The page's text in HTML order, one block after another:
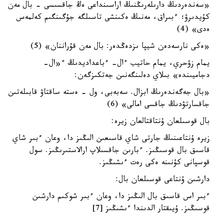
«سەندەردىڭ دارىلەرىڭنىڭ اراسىنداعى ەڭ جاقسىسى - بال مەن
كۇيدىرۋ؛ ءبىراق، مەنىڭ ەكىنشى تاسىلگە جۇگىنگىم كەلمەس
ەدى» (4)
«ەكى نارسەدەن شيپا ىزدەڭدەر: بال مەن قۇراننان» (5)
يمام زۋحري، يمام حاتيب ءال- ءباعداديدىڭ ء«ال-
دجاميىندە» بىلاي دەلىنگەنىن جەتكىزگەن:
«بال جەگەندەرىڭ ابزال. سەبەبى، ول - ەستە ساقتاۋ قابىلەتىن
جاقسارتۋدىڭ جاقسى امالى» (6)
بال قوسىلعان ۇنتاقتالعان زيرە:
زيرە ۇنتاعىنىڭ جارتى شاي قاسىعىن الىڭىز دا، وعان ءبىر شاي
قاسىق بال قوسىڭىز. ءبارىن جاقسىلاپ ارالاستىرىڭىز. سول
قوسپانى كۇنىنە ەكى رەت ءىشىڭىز.
دارشىن ۇنتاعى قوسىلعان بال:
ءبىر اس قاسىق بال الىڭىز دا، وعان ءبىر شوكىم دارشىن
قوسىڭىز. ۇيىقتار الدىندا ءىشىڭىز [7]